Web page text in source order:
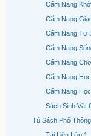
Cẩm Nang
Cẩm Nang
Cẩm Nang Tư
Cẩm Nang
Cẩm Nang
Cẩm Nang
Cẩm Nang
Sách Sinh Vật
Tủ Sách Phổ Thông